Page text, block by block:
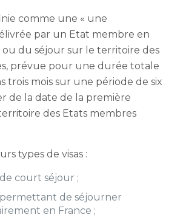
comme une « une
par un Etat membre en
du séjour sur le territoire des
prévue pour une durée totale
trois mois sur une période de six
de la date de la première
des Etats membres
types de visas :
de court séjour ;
permettant de séjourner
en France ;